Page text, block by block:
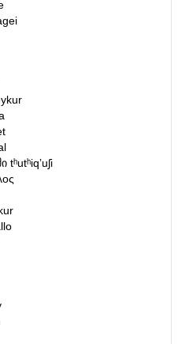
tʰutʰiqʼuʃi